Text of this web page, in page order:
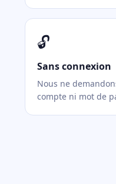
🔓
Sans connexion
Nous ne
compte ni mot de